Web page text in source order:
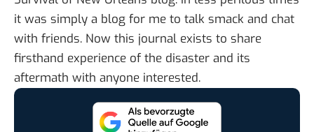
it was simply a blog for me to talk smack and chat
with friends. Now this journal exists to share
firsthand experience of the disaster and its
aftermath with anyone interested.